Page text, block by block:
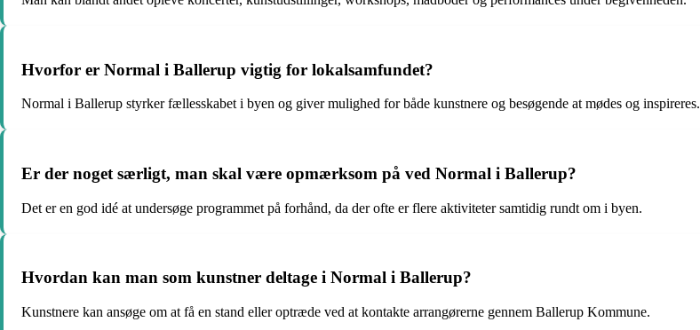
Hvorfor er Normal i Ballerup vigtig for lokalsamfundet?
Normal i Ballerup styrker fællesskabet i byen og giver mulighed for både kunstnere og besøgende at mødes og inspireres.
Er der noget særligt, man skal være opmærksom på ved Normal i Ballerup?
Det er en god idé at undersøge programmet på forhånd, da der ofte er flere aktiviteter samtidig rundt om i byen.
Hvordan kan man som kunstner deltage i Normal i Ballerup?
Kunstnere kan ansøge om at få en stand eller optræde ved at kontakte arrangørerne gennem Ballerup Kommune.